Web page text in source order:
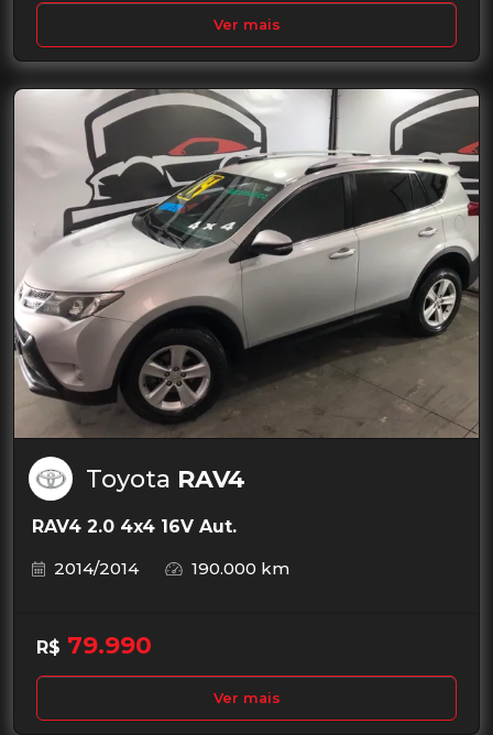
Ver mais
Toyota RAV4
RAV4 2.0 4x4 16V Aut.
2014/2014
190.000 km
R$ 79.990
Ver mais